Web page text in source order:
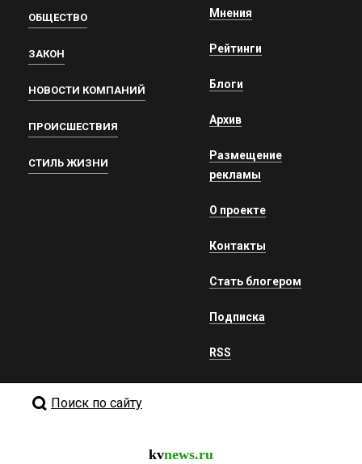
ОБЩЕСТВО
ЗАКОН
НОВОСТИ КОМПАНИЙ
ПРОИСШЕСТВИЯ
СТИЛЬ ЖИЗНИ
Мнения
Рейтинги
Блоги
Архив
Размещение
рекламы
О проекте
Контакты
Стать блогером
Подписка
RSS
Поиск по сайту
kvnews.ru